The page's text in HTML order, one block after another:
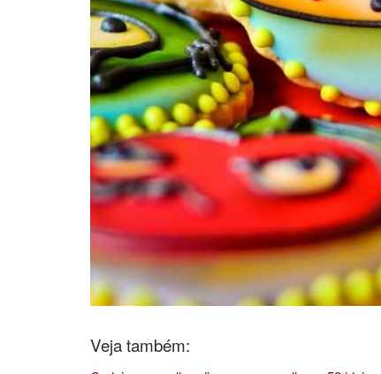
Veja também: